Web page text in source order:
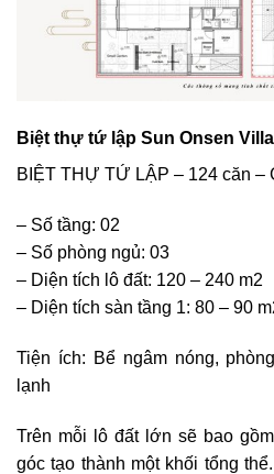
Biệt thự tứ lập Sun Onsen
BIỆT THỰ TỨ LẬP – 124 căn –
– Số tầng: 02
– Số phòng ngủ: 03
– Diện tích lô đất: 120 – 240 m2
– Diện tích sàn tầng 1: 80 – 90
Tiện ích: Bể ngâm nóng,
lạnh
Trên mỗi lô đất lớn sẽ bao
góc tạo thành một khối tổng